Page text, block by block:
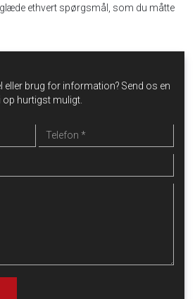
ethvert spørgsmål, som du måtte
eller brug for information? Send os en
op hurtigst muligt.